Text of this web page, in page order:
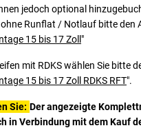
jedoch optional
Runflat / Notlauf bitte den
15 bis 17 Zoll "
mit RDKS wählen Sie bitte
15 bis 17 Zoll RDKS RFT".
Sie: Der angezeigte
in Verbindung mit dem Kauf